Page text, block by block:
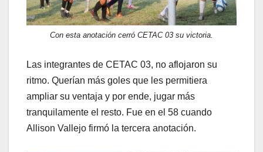
Con esta anotación cerró CETAC 03 su victoria.
Las integrantes de CETAC 03, no aflojaron su
ritmo. Querían más goles que les permitiera
ampliar su ventaja y por ende, jugar más
tranquilamente el resto. Fue en el 58 cuando
Allison Vallejo firmó la tercera anotación.